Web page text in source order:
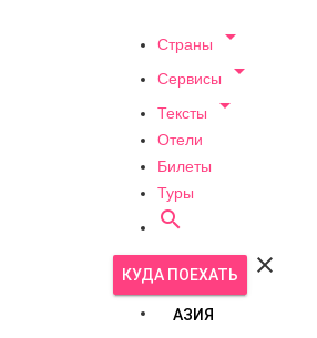
Страны 
Сервисы 
Тексты 
Отели
Билеты
Туры

КУДА ПОЕХАТЬ 
АЗИЯ